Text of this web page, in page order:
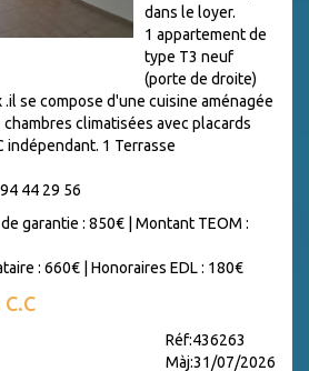
dans le loyer.
1 appartement de
type T3 neuf
(porte de droite)
.il se compose d'une cuisine aménagée
climatisées avec placards
indépendant. 1 Terrasse
44 29 56
garantie : 850€ | Montant TEOM :
: 660€ | Honoraires EDL : 180€
Réf:436263
Màj:31/07/2026